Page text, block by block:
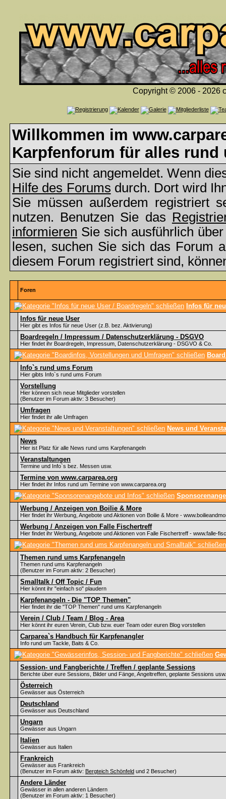
Copyright © 2006 - 2026
Willkommen im
Karpfenforum für alles rund
Sie sind nicht angemeldet. Wenn
Hilfe des Forums durch. Dort wird
Sie müssen außerdem registriert
nutzen. Benutzen Sie das
informieren Sie sich ausführlich
lesen, suchen Sie sich das Forum
diesem Forum registriert sind,
Foren
Infos für
Infos für neue User
Hier gibt es Infos für neue User (z.B. bez. Aktivierung)
Boardregeln / Impressum / Datenschutzerklärung - DSGVO
Hier findet ihr Boardregeln, Impressum, Datenschutzerklärung - DSGVO & Co.
Info`s rund ums Forum
Hier gibts Info`s rund ums Forum
Vorstellung
Hier können sich neue Mitglieder vorstellen
(Benutzer im Forum aktiv: 3 Besucher)
Umfragen
Hier findet ihr alle Umfragen
News und
News
Hier ist Platz für alle News rund ums Karpfenangeln
Veranstaltungen
Termine und Info`s bez. Messen usw.
Termine von www.carparea.org
Hier findet ihr Infos rund um Termine von www.carparea.org
Werbung / Anzeigen von Boilie & More
Hier findet ihr Werbung, Angebote und Aktionen von Boilie & More -
Werbung / Anzeigen von Falle Fischertreff
Hier findet ihr Werbung, Angebote und Aktionen von Falle Fischertreff - www.falle-
Themen rund ums Karpfenangeln
Themen rund ums Karpfenangeln
(Benutzer im Forum aktiv: 2 Besucher)
Smalltalk / Off Topic / Fun
Hier könnt ihr "einfach so" plaudern
Karpfenangeln - Die "TOP Themen"
Hier findet ihr die "TOP Themen" rund ums Karpfenangeln
Verein / Club / Team / Blog - Area
Hier könnt ihr euren Verein, Club bzw. euer Team oder euren Blog vorstellen
Carparea`s Handbuch für Karpfenangler
Info rund um Tackle, Baits & Co.
Session- und Fangberichte / Treffen / geplante Sessions
Berichte über eure Sessions, Bilder und Fänge, Angeltreffen, geplante Sessions usw.
Österreich
Gewässer aus Österreich
Deutschland
Gewässer aus Deutschland
Ungarn
Gewässer aus Ungarn
Italien
Gewässer aus Italien
Frankreich
Gewässer aus Frankreich
(Benutzer im Forum aktiv: Bergteich Schönfeld und 2 Besucher)
Andere Länder
Gewässer in allen anderen Ländern
(Benutzer im Forum aktiv: 1 Besucher)